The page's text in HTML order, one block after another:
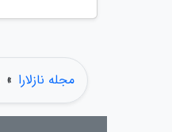
مجله نازلارا »